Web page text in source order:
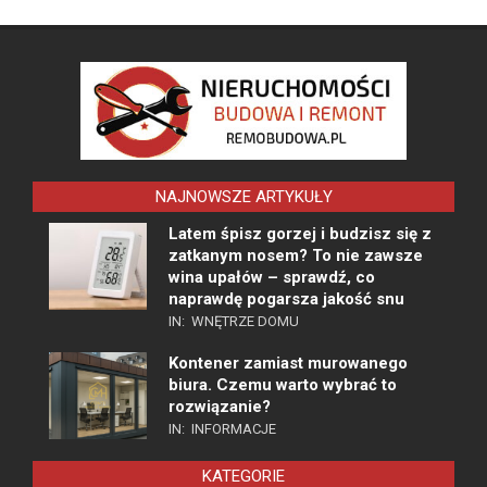
NAJNOWSZE ARTYKUŁY
Latem śpisz gorzej i budzisz się z
zatkanym nosem? To nie zawsze
wina upałów – sprawdź, co
naprawdę pogarsza jakość snu
IN: WNĘTRZE DOMU
Kontener zamiast murowanego
biura. Czemu warto wybrać to
rozwiązanie?
IN: INFORMACJE
KATEGORIE